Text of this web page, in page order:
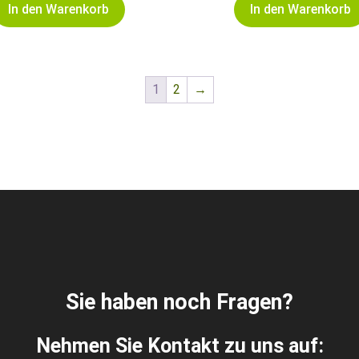
In den Warenkorb In den Warenkorb
1 2 →
Sie haben noch Fragen?
Nehmen Sie Kontakt zu uns auf: